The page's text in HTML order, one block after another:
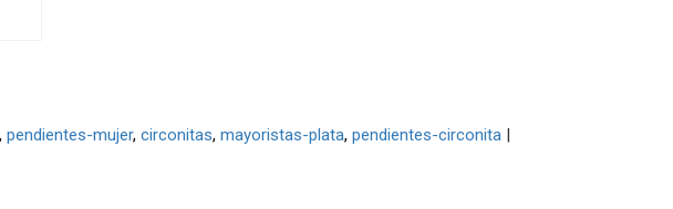
pendientes-mujer circonitas mayoristas-plata pendientes-circonita |